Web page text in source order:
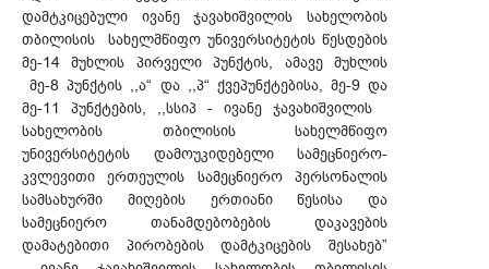
დამტკიცებული ივანე ჯავახიშვილის სახელობის
თბილისის სახელმწიფო უნივერსიტეტის წესდების
მე-14 მუხლის პირველი პუნქტის, ამავე მუხლის
მე-8 პუნქტის ,,ა“ და ,,პ“ ქვეპუნქტებისა, მე-9 და
მე-11 პუნქტების, ,,სსიპ - ივანე ჯავახიშვილის
სახელობის თბილისის სახელმწიფო
უნივერსიტეტის დამოუკიდებელი სამეცნიერო-
კვლევითი ერთეულის სამეცნიერო პერსონალის
სამსახურში მიღების ერთიანი წესისა და
სამეცნიერო თანამდებობების დაკავების
დამატებითი პირობების დამტკიცების შესახებ”